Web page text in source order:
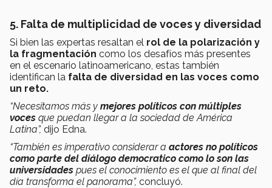
5. Falta de multiplicidad de voces y diversidad
Si bien las expertas resaltan el rol de la polarización y
la fragmentación como los desafíos más presentes
en el escenario latinoamericano, estas también
identifican la falta de diversidad en las voces como
un reto.
“Necesitamos más y mejores políticos con múltiples
voces que puedan llegar a la sociedad de América
Latina”, dijo Edna.
“También es imperativo considerar a actores no políticos
como parte del diálogo democratico como lo son las
universidades pues el conocimiento es el que al final del
día transforma el panorama”, concluyó.